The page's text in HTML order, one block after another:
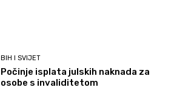
BIH I SVIJET
Počinje isplata julskih naknada za
osobe s invaliditetom